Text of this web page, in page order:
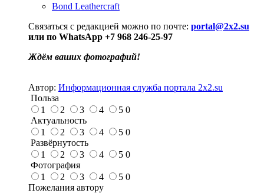
Bond Leathercraft
Связаться с редакцией можно по почте: portal@2x2.su
или по WhatsApp +7 968 246-25-97
Ждём ваших фотографий!
Автор: Информационная служба портала 2x2.su
Польза
1
2 3 4 5 0
Актуальность
1
2 3 4 5 0
Развёрнутость
1
2 3 4 5 0
Фотография
1
2 3 4 5 0
Пожелания автору